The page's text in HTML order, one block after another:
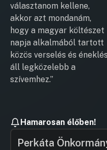
választanom kellene,
akkor azt mondanám,
hogy a magyar költészet
napja alkalmából tartott
közös verselés és éneklés
áll legközelebb a
szívemhez.”
Hamarosan élőben!
Perkáta